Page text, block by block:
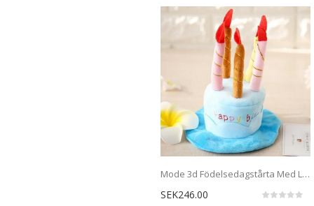
Mode 3d Födelsedagstårta Med Ljus Sällskapsdjur Hatt
SEK246.00